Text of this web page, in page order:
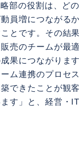
部の役割は、ど
員増につながる
とです。その結
売のチームが最
果につながりま
ム連携のプロセ
できたことが観
す」と、経営・